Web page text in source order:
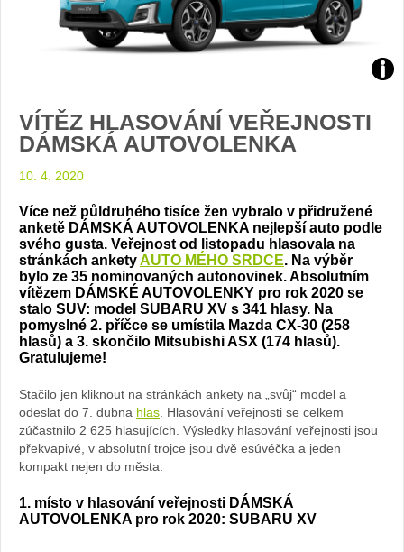
VÍTĚZ HLASOVÁNÍ VEŘEJNOSTI
DÁMSKÁ AUTOVOLENKA
10. 4. 2020
Více než půldruhého tisíce žen vybralo v přidružené
anketě DÁMSKÁ AUTOVOLENKA nejlepší auto podle
svého gusta. Veřejnost od listopadu hlasovala na
stránkách anketyAUTO MÉHO SRDCE. Na výběr
bylo ze 35 nominovaných autonovinek. Absolutním
vítězem DÁMSKÉ AUTOVOLENKY pro rok 2020 se
stalo SUV: model SUBARU XV s 341 hlasy. Na
pomyslné 2. příčce se umístila Mazda CX-30 (258
hlasů) a 3. skončilo Mitsubishi ASX (174 hlasů).
Gratulujeme!
Stačilo jen kliknout na stránkách ankety na „svůj“ model a
odeslat do 7. dubna hlas. Hlasování veřejnosti se celkem
zúčastnilo 2 625 hlasujících. Výsledky hlasování veřejnosti jsou
překvapivé, v absolutní trojce jsou dvě esúvéčka a jeden
kompakt nejen do města.
1. místo v hlasování veřejnosti DÁMSKÁ
AUTOVOLENKA pro rok 2020: SUBARU XV